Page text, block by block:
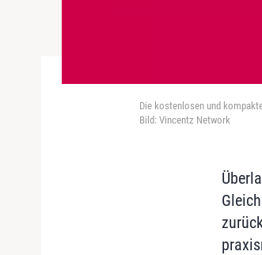
Die kostenlosen und
Bild: Vincentz Network